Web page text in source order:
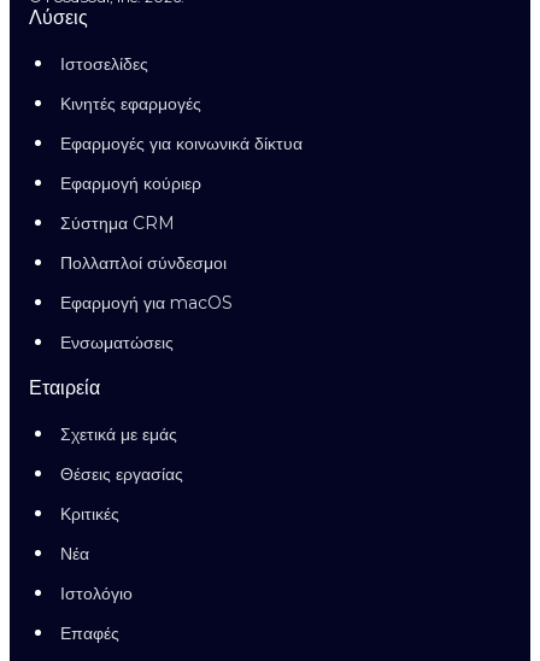
Λύσεις
Ιστοσελίδες
Κινητές εφαρμογές
Εφαρμογές για κοινωνικά δίκτυα
Εφαρμογή κούριερ
Σύστημα CRM
Πολλαπλοί σύνδεσμοι
Εφαρμογή για macOS
Ενσωματώσεις
Εταιρεία
Σχετικά με εμάς
Θέσεις εργασίας
Κριτικές
Νέα
Ιστολόγιο
Επαφές